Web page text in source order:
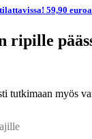
59,90
ripille
tutkimaan myös